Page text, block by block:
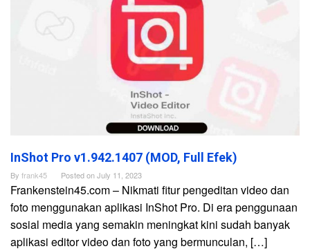
InShot Pro v1.942.1407 (MOD, Full Efek)
By frank45 Posted onJuly 11, 2023
Frankenstein45.com – Nikmati fitur pengeditan video dan
foto menggunakan aplikasi InShot Pro. Di era penggunaan
sosial media yang semakin meningkat kini sudah banyak
aplikasi editor video dan foto yang bermunculan, […]